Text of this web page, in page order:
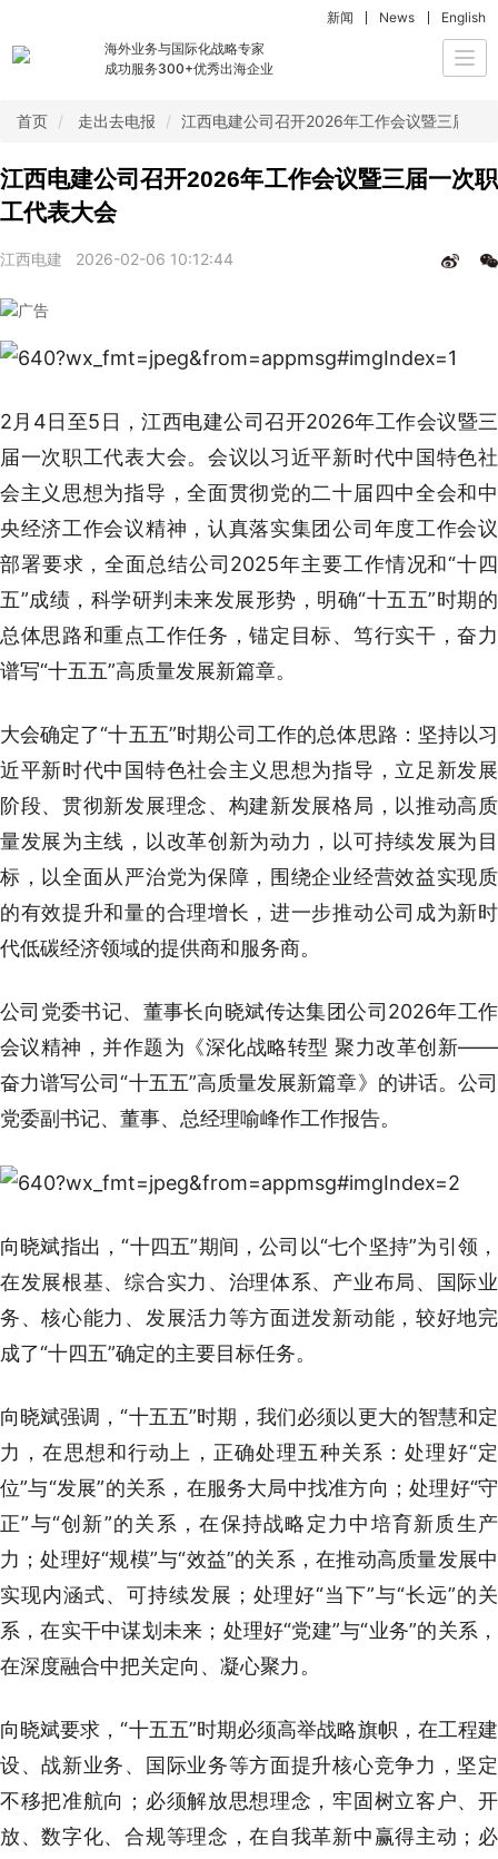
海外业务与国际化战略专家
成功服务300+优秀出海企业
新闻 News English
首页 走出去电报 江西电建公司召开2026年工作会议暨三届一
江西电建公司召开2026年工作会议暨三届一次职
工代表大会
江西电建 2026-02-06 10:12:44
2月4日至5日，江西电建公司召开2026年工作会议暨三
届一次职工代表大会。会议以习近平新时代中国特色社
会主义思想为指导，全面贯彻党的二十届四中全会和中
央经济工作会议精神，认真落实集团公司年度工作会议
部署要求，全面总结公司2025年主要工作情况和“十四
五”成绩，科学研判未来发展形势，明确“十五五”时期的
总体思路和重点工作任务，锚定目标、笃行实干，奋力
谱写“十五五”高质量发展新篇章。
大会确定了“十五五”时期公司工作的总体思路：坚持以习
近平新时代中国特色社会主义思想为指导，立足新发展
阶段、贯彻新发展理念、构建新发展格局，以推动高质
量发展为主线，以改革创新为动力，以可持续发展为目
标，以全面从严治党为保障，围绕企业经营效益实现质
的有效提升和量的合理增长，进一步推动公司成为新时
代低碳经济领域的提供商和服务商。
公司党委书记、董事长向晓斌传达集团公司2026年工作
会议精神，并作题为《深化战略转型 聚力改革创新——
奋力谱写公司“十五五”高质量发展新篇章》的讲话。公司
党委副书记、董事、总经理喻峰作工作报告。
向晓斌指出，“十四五”期间，公司以“七个坚持”为引领，
在发展根基、综合实力、治理体系、产业布局、国际业
务、核心能力、发展活力等方面迸发新动能，较好地完
成了“十四五”确定的主要目标任务。
向晓斌强调，“十五五”时期，我们必须以更大的智慧和定
力，在思想和行动上，正确处理五种关系：处理好“定
位”与“发展”的关系，在服务大局中找准方向；处理好“守
正”与“创新”的关系，在保持战略定力中培育新质生产
力；处理好“规模”与“效益”的关系，在推动高质量发展中
实现内涵式、可持续发展；处理好“当下”与“长远”的关
系，在实干中谋划未来；处理好“党建”与“业务”的关系，
在深度融合中把关定向、凝心聚力。
向晓斌要求，“十五五”时期必须高举战略旗帜，在工程建
设、战新业务、国际业务等方面提升核心竞争力，坚定
不移把准航向；必须解放思想理念，牢固树立客户、开
放、数字化、合规等理念，在自我革新中赢得主动；必